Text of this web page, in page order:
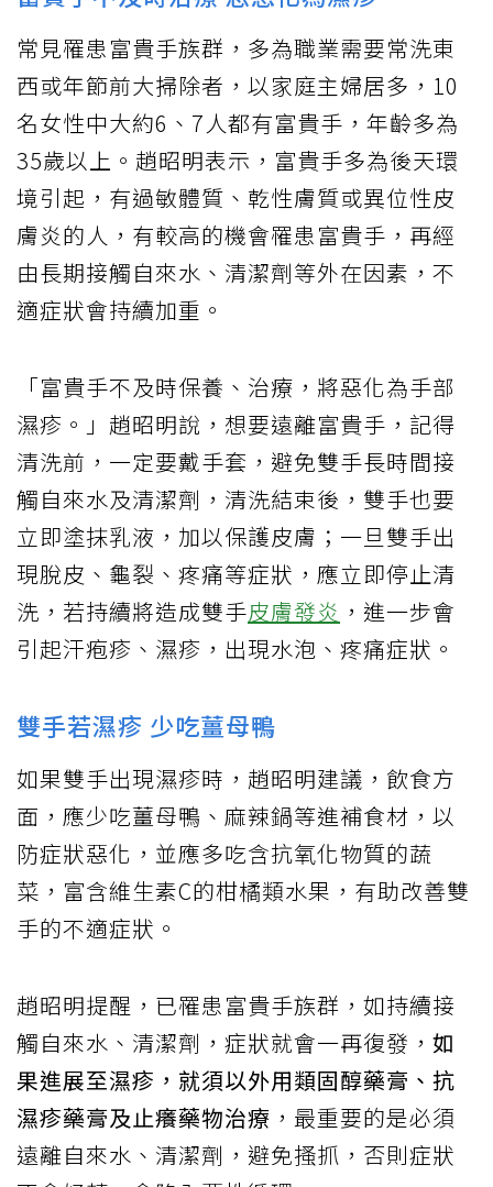
常見罹患富貴手族群，多為職業需要常洗東
西或年節前大掃除者，以家庭主婦居多，10
名女性中大約6、7人都有富貴手，年齡多為
35歲以上。趙昭明表示，富貴手多為後天環
境引起，有過敏體質、乾性膚質或異位性皮
膚炎的人，有較高的機會罹患富貴手，再經
由長期接觸自來水、清潔劑等外在因素，不
適症狀會持續加重。
「富貴手不及時保養、治療，將惡化為手部
濕疹。」趙昭明說，想要遠離富貴手，記得
清洗前，一定要戴手套，避免雙手長時間接
觸自來水及清潔劑，清洗結束後，雙手也要
立即塗抹乳液，加以保護皮膚；一旦雙手出
現脫皮、龜裂、疼痛等症狀，應立即停止清
洗，若持續將造成雙手皮膚發炎 ，進一步會
引起汗疱疹、濕疹，出現水泡、疼痛症狀。
雙手若濕疹 少吃薑母鴨
如果雙手出現濕疹時，趙昭明建議，飲食方
面，應少吃薑母鴨、麻辣鍋等進補食材，以
防症狀惡化，並應多吃含抗氧化物質的蔬
菜，富含維生素C的柑橘類水果，有助改善雙
手的不適症狀。
趙昭明提醒，已罹患富貴手族群，如持續接
觸自來水、清潔劑，症狀就會一再復發， 如
果進展至濕疹，就須以外用類固醇藥膏、抗
濕疹藥膏及止癢藥物治療 ，最重要的是必須
遠離自來水、清潔劑，避免搔抓，否則症狀